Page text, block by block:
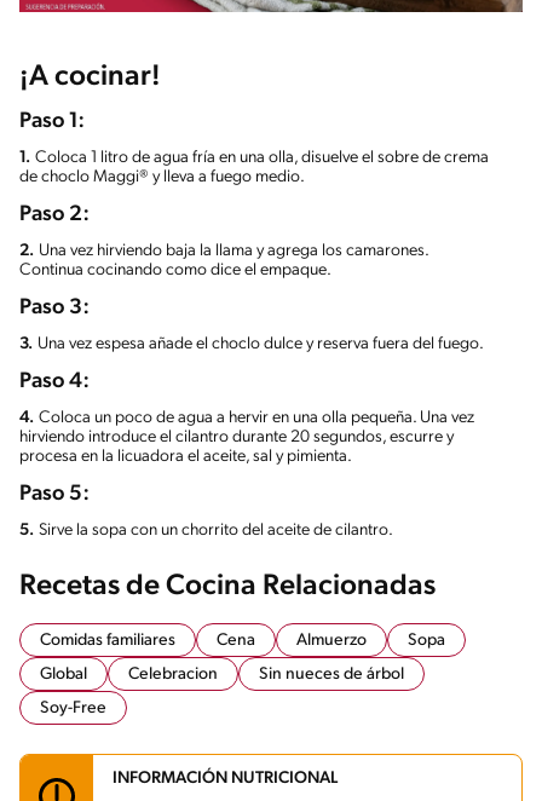
¡A cocinar!
Paso 1:
1. Coloca 1 litro de agua fría en una olla, disuelve el sobre de crema
de choclo Maggi® y lleva a fuego medio.
Paso 2:
2. Una vez hirviendo baja la llama y agrega los camarones.
Continua cocinando como dice el empaque.
Paso 3:
3. Una vez espesa añade el choclo dulce y reserva fuera del fuego.
Paso 4:
4. Coloca un poco de agua a hervir en una olla pequeña. Una vez
hirviendo introduce el cilantro durante 20 segundos, escurre y
procesa en la licuadora el aceite, sal y pimienta.
Paso 5:
5. Sirve la sopa con un chorrito del aceite de cilantro.
Recetas de Cocina Relacionadas
Comidas familiares Cena Almuerzo
Sopa
Global
Celebracion
Sin nueces de árbol
Soy-Free
INFORMACIÓN NUTRICIONAL